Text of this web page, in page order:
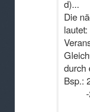
d)...
Die
lautet:
durch
Bsp.:
-